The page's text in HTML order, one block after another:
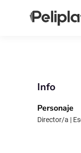
Info
Personaje
Director/a |